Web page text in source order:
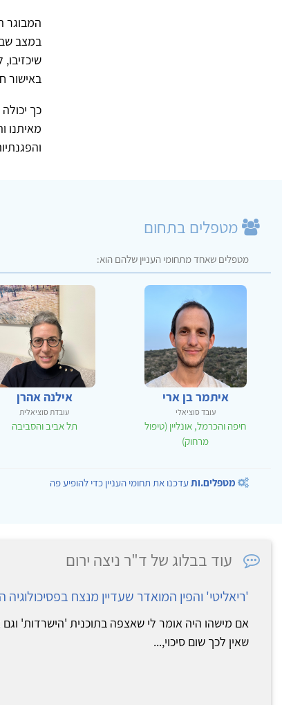
המבוגר
במצב
באישור
כך
מאיתנו
מטפלים בתחום
מטפלים שאחד מתחומי העניין שלהם הוא:
איתמר בן ארי
עובד סוציאלי
חיפה והכרמל, אונליין (טיפול
מרחוק)
אילנה אהרן
עובדת סוציאלית
תל אביב והסביבה
מטפלים.ותעדכנו את תחומי העניין כדי להופיע פה
עוד בבלוג של ד"ר ניצה ירום
'ריאליטי' והפין המואדר שעדיין מנצח בפסיכולוגיה
אם מישהו היה אומר לי שאצפה בתוכנית 'הישרדות' וגם
שאין לכך שום סיכוי,...